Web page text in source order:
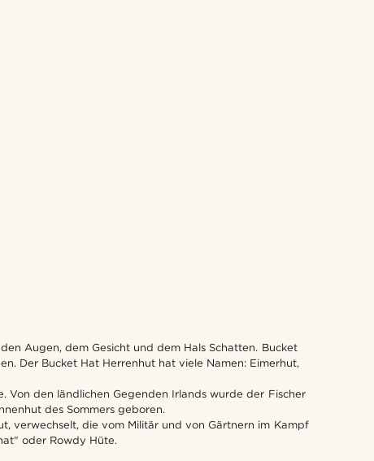
Augen, dem Gesicht und dem Hals Schatten. Bucket
Der Bucket Hat Herrenhut hat viele Namen: Eimerhut,
Von den ländlichen Gegenden Irlands wurde der Fischer
des Sommers geboren.
verwechselt, die vom Militär und von Gärtnern im Kampf
oder Rowdy Hüte.